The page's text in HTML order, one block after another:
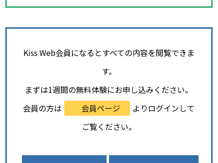
Kiss Web会員になるとすべての内容を閲覧できま
す。
まずは1週間の無料体験にお申し込みください。
会員の方は
会員ページ
よりログインして
ご覧ください。